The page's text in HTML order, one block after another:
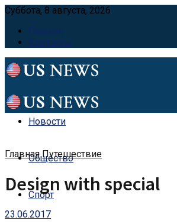
Суббота, 8 августа, 2026
Главная
Контакты
Новости
Общество
Спорт
Главная Путешествие
Design with special
23.06.2017